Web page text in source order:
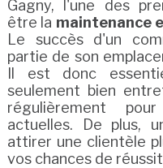
Gagny, l'une des
être la maintenance
Le succès d'un
partie de son
Il est donc
seulement bien
régulièrement
actuelles. De plus,
attirer une clientèle
vos chances de